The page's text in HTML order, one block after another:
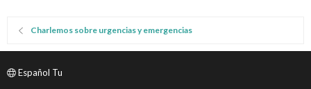
Charlemos sobre urgencias y emergencias
Español Tu